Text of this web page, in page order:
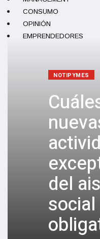
CONSUMO
OPINIÓN
EMPRENDEDORES
NOTIPYMES
del
social